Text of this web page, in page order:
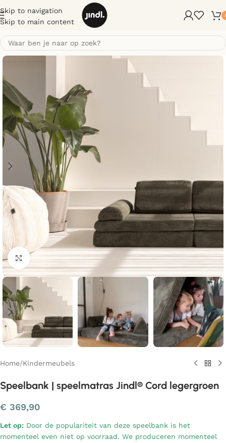
Skip to navigation
Skip to main content
Klik om te vergroten
Home/Kindermeubels
Speelbank | speelmatras Jindl® Cord legergroen
€ 369,90
Let op: Door de populariteit van deze speelbank is het
momenteel even niet op voorraad. We produceren momenteel